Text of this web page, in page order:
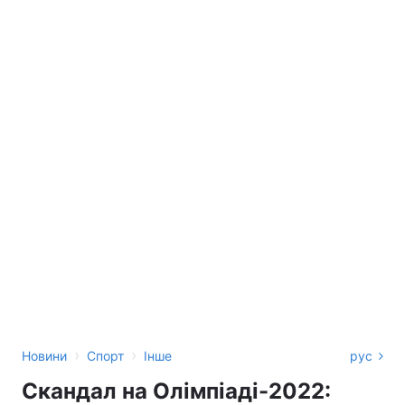
Новини › Спорт › Інше рус
Скандал на Олімпіаді-2022: